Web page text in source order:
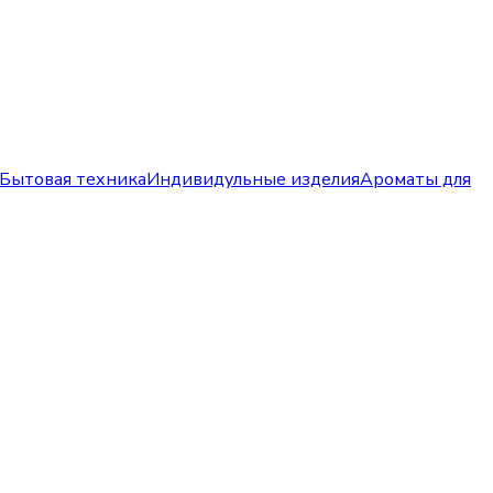
Бытовая техникаИндивидульные изделияАроматы для